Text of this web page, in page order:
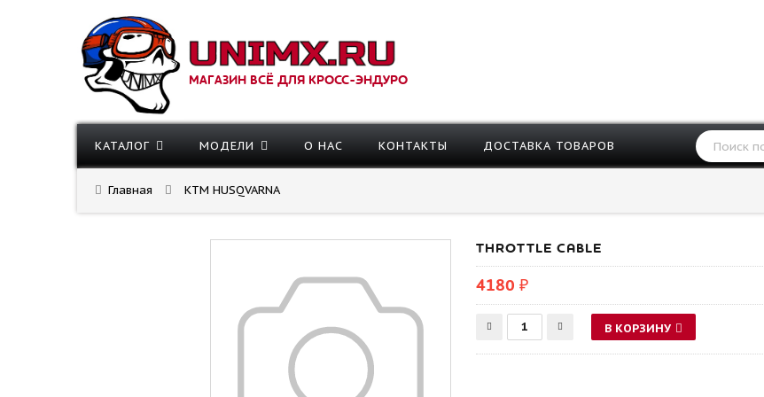
МАГАЗИН ВСЁ ДЛЯ КРОСС-ЭНДУРО
КАТАЛОГ МОДЕЛИ О НАС КОНТАКТЫ ДОСТАВКА ТОВАРОВ
Главная KTM HUSQVARNA
THROTTLE CABLE
4180 ₽
В КОРЗИНУ